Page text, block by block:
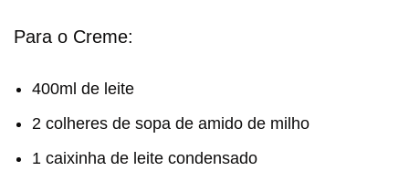
Para o Creme:
400ml de leite
2 colheres de sopa de amido de milho
1 caixinha de leite condensado